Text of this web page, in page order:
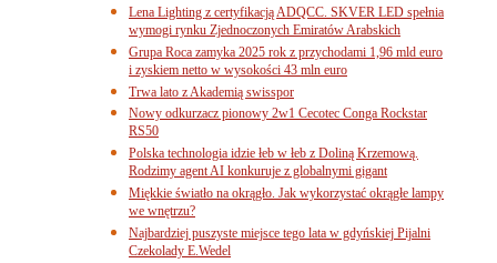
Lena Lighting z certyfikacją ADQCC. SKVER LED spełnia
wymogi rynku Zjednoczonych Emiratów Arabskich
Grupa Roca zamyka 2025 rok z przychodami 1,96 mld euro
i zyskiem netto w wysokości 43 mln euro
Trwa lato z Akademią swisspor
Nowy odkurzacz pionowy 2w1 Cecotec Conga Rockstar
RS50
Polska technologia idzie łeb w łeb z Doliną Krzemową.
Rodzimy agent AI konkuruje z globalnymi gigant
Miękkie światło na okrągło. Jak wykorzystać okrągłe lampy
we wnętrzu?
Najbardziej puszyste miejsce tego lata w gdyńskiej Pijalni
Czekolady E.Wedel